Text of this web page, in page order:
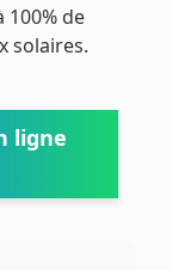
de
solaires.
ligne